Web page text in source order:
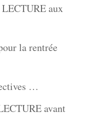
aux
la rentrée
…
avant